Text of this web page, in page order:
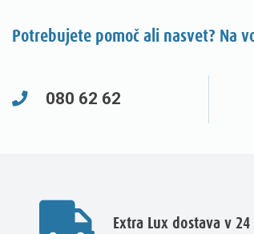
Potrebujete pomoč ali nasvet? Na
080 62 62
Extra Lux dostava v